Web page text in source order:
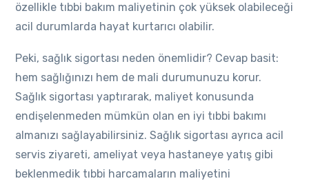
özellikle tıbbi bakım maliyetinin çok yüksek olabileceği
acil durumlarda hayat kurtarıcı olabilir.
Peki, sağlık sigortası neden önemlidir? Cevap basit:
hem sağlığınızı hem de mali durumunuzu korur.
Sağlık sigortası yaptırarak, maliyet konusunda
endişelenmeden mümkün olan en iyi tıbbi bakımı
almanızı sağlayabilirsiniz. Sağlık sigortası ayrıca acil
servis ziyareti, ameliyat veya hastaneye yatış gibi
beklenmedik tıbbi harcamaların maliyetini